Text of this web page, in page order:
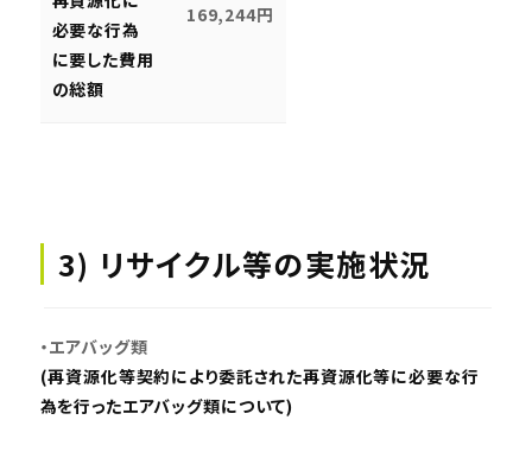
必要な行為
に要した費用
の総額
169,244円
3) リサイクル等の実施状況
・エアバッグ類
(再資源化等契約により委託された再資源化等に必要な行
為を行ったエアバッグ類について)